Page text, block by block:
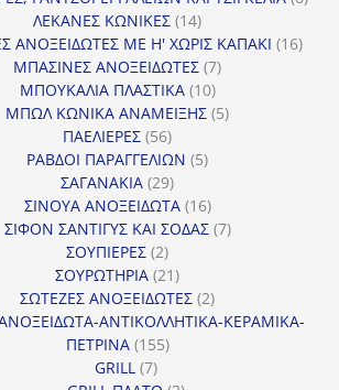
ΛΕΚΑΝΕΣ ΚΩΝΙΚΕΣ 1414
προϊόντα
ΑΝΟΞΕΙΔΩΤΕΣ ΜΕ Η' ΧΩΡΙΣ ΚΑΠΑΚΙ 1616
ΜΠΑΣΙΝΕΣ ΑΝΟΞΕΙΔΩΤΕΣ 77
ΜΠΟΥΚΑΛΙΑ ΠΛΑΣΤΙΚΑ 1010
προϊόντα
ΜΠΩΛ ΚΩΝΙΚΑ ΑΝΑΜΕΙΞΗΣ 55
ΠΑΕΛΙΕΡΕΣ 5656
προϊόντα
ΡΑΒΔΟΙ ΠΑΡΑΓΓΕΛΙΩΝ 55
ΣΑΓΑΝΑΚΙΑ 2929
προϊόντα
ΣΙΝΟΥΑ ΑΝΟΞΕΙΔΩΤΑ 1616
προϊόντα
ΣΙΦΟΝ ΣΑΝΤΙΓΥΣ ΚΑΙ ΣΟΔΑΣ 77
ΣΟΥΠΙΕΡΕΣ 22
προϊόντα
ΣΟΥΡΩΤΗΡΙΑ 2121
προϊόντα
ΣΩΤΕΖΕΣ ΑΝΟΞΕΙΔΩΤΕΣ 22
προϊόντα
ΑΝΤΙΚΟΛΛΗΤΙΚΑ-ΚΕΡΑΜΙΚΑ-
ΠΕΤΡΙΝΑ 155155
GRILL 77